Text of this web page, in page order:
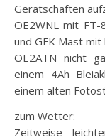
Gerätschaften
OE2WNL mit FT-
und GFK Mast
OE2ATN nicht
einem 4Ah
einem alten
zum Wetter:
Zeitweise